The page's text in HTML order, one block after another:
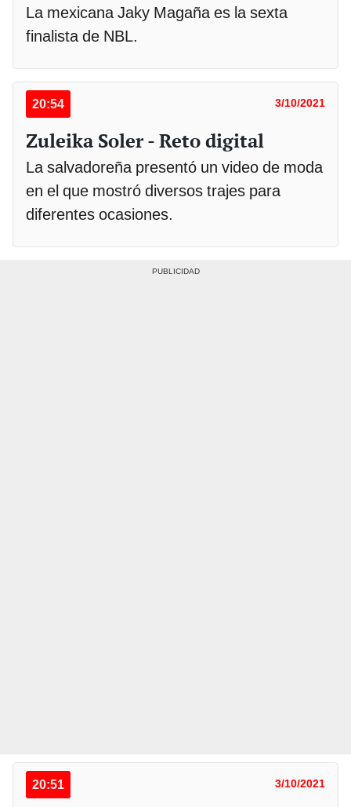
La mexicana Jaky Magaña es la sexta
finalista de NBL.
20:54 3/10/2021
Zuleika Soler - Reto digital
La salvadoreña presentó un video de moda
en el que mostró diversos trajes para
diferentes ocasiones.
20:51 3/10/2021